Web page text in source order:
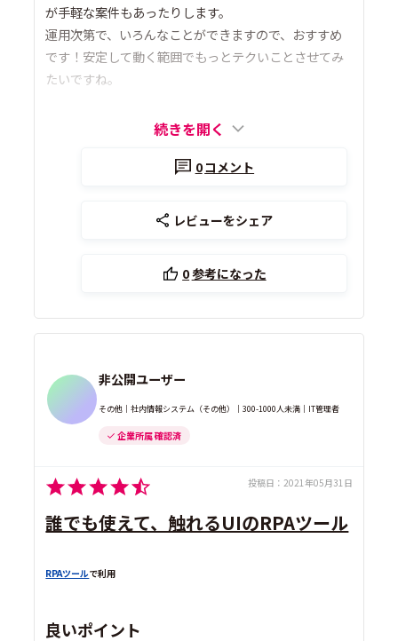
が手軽な案件もあったりします。
運用次第で、いろんなことができますので、おすすめ
です！安定して動く範囲でもっとテクいことさせてみ
たいですね。
続きを開く
0コメント
レビューをシェア
0参考になった
非公開ユーザー
その他｜社内情報システム（その他）｜300-1000人未満｜IT管理者
企業所属 確認済
投稿日： 2021年05月31日
誰でも使えて、触れるUIのRPAツール
RPAツールで利用
良いポイント